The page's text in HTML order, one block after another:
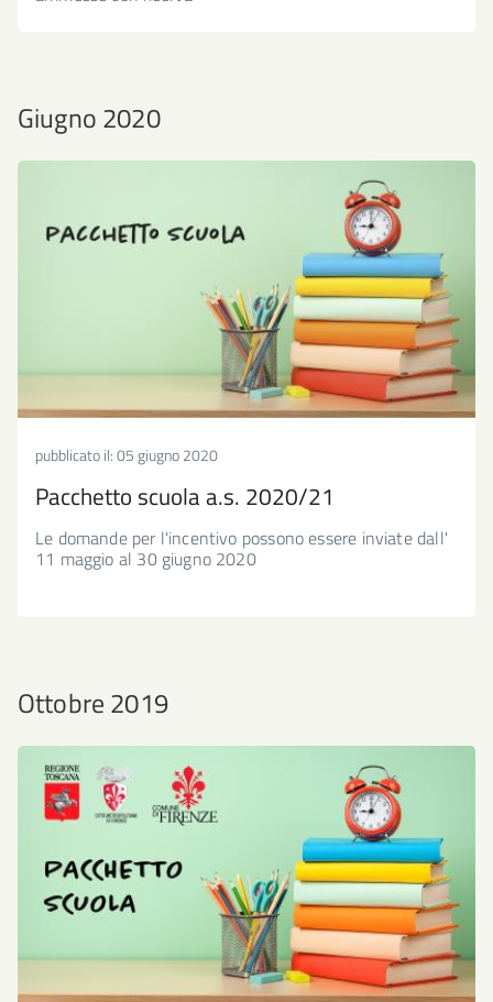
Giugno 2020
pubblicato il:05 giugno 2020
Pacchetto scuola a.s. 2020/21
Le domande per l'incentivo possono essere inviate dall'
11 maggio al 30 giugno 2020
Ottobre 2019